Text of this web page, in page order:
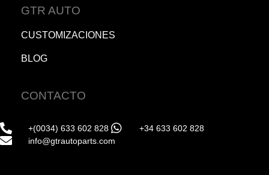
GTR AUTO
CUSTOMIZACIONES
BLOG
CONTACTO
+(0034) 633 602 828
+34 633 602 828
info@gtrautoparts.com